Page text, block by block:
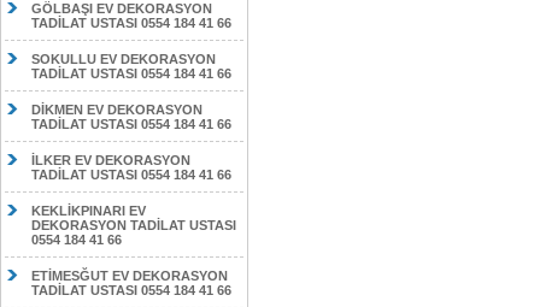
GÖLBAŞI EV DEKORASYON
TADİLAT USTASI 0554 184 41 66
SOKULLU EV DEKORASYON
TADİLAT USTASI 0554 184 41 66
DİKMEN EV DEKORASYON
TADİLAT USTASI 0554 184 41 66
İLKER EV DEKORASYON
TADİLAT USTASI 0554 184 41 66
KEKLİKPINARI EV
DEKORASYON TADİLAT USTASI
0554 184 41 66
ETİMESĞUT EV DEKORASYON
TADİLAT USTASI 0554 184 41 66